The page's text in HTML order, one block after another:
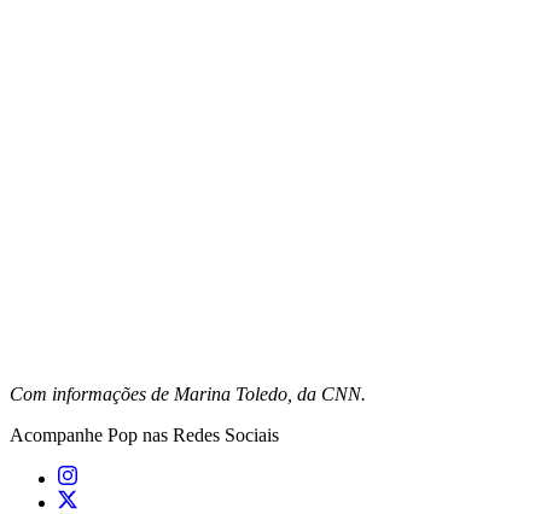
Com informações de Marina Toledo, da CNN.
Acompanhe Pop nas Redes Sociais